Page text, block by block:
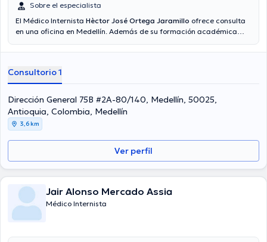
Sobre el especialista
El Médico Internista Hèctor José Ortega Jaramillo ofrece consulta
en una oficina en Medellín. Además de su formación académica
especialidad. El Dr. cuenta con muchos años de experiencia laboral
como miembro de diversas asociaciones médicas. Hèctor José
Ortega Jaramillo ha formado parte en diversas conferencias con la
meta de tener una formación continua en su disciplina de
especialización y ha publicado importantes ediciones. La consulta
se puede realizar en Español.
Consultorio 1
Dirección General 75B #2A-80/140, Medellín, 50025,
Antioquia, Colombia, Medellín
3,6 km
Ver perfil
Jair Alonso Mercado Assia
Médico Internista